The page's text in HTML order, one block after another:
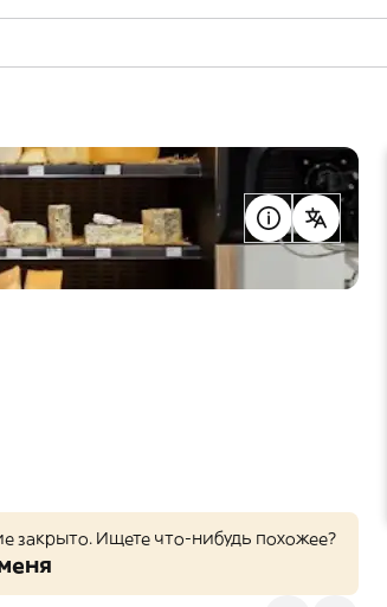
закрыто. Ищете что-нибудь похожее?